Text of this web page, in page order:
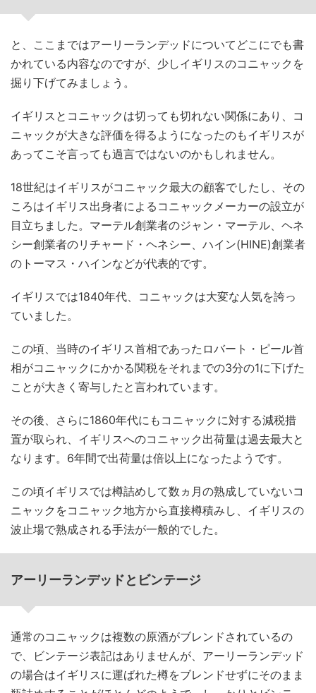
と、ここまではアーリーランデッドについてどこにでも書
かれている内容なのですが、少しイギリスのコニャックを
掘り下げてみましょう。
イギリスとコニャックは切っても切れない関係にあり、コ
ニャックが大きな評価を得るようになったのもイギリスが
あってこそ言っても過言ではないのかもしれません。
18世紀はイギリスがコニャック最大の顧客でしたし、その
ころはイギリス出身者によるコニャックメーカーの設立が
目立ちました。マーテル創業者のジャン・マーテル、ヘネ
シー創業者のリチャード・ヘネシー、ハイン(HINE)創業者
のトーマス・ハインなどが代表的です。
イギリスでは1840年代、コニャックは大変な人気を誇っ
ていました。
この頃、当時のイギリス首相であったロバート・ピール首
相がコニャックにかかる関税をそれまでの3分の1に下げた
ことが大きく寄与したと言われています。
その後、さらに1860年代にもコニャックに対する減税措
置が取られ、イギリスへのコニャック出荷量は過去最大と
なります。6年間で出荷量は倍以上になったようです。
この頃イギリスでは樽詰めして数ヵ月の熟成していないコ
ニャックをコニャック地方から直接樽積みし、イギリスの
波止場で熟成される手法が一般的でした。
アーリーランデッドとビンテージ
通常のコニャックは複数の原酒がブレンドされているの
で、ビンテージ表記はありませんが、アーリーランデッド
の場合はイギリスに運ばれた樽をブレンドせずにそのまま